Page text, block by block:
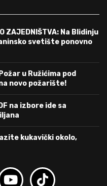
ZAJEDNIŠTVA: Na Blidinju
svetište ponovno
u Ružićima pod
novo požarište!
na izbore ide sa
kukavički okolo,